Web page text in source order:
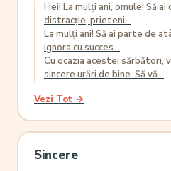
Hei! La mulți ani, omule! Să
distracție, prieteni...
La mulți ani! Să ai parte de
ignora cu succes...
Cu ocazia acestei sărbători,
sincere urări de bine. Să vă...
Vezi Tot →
Sincere